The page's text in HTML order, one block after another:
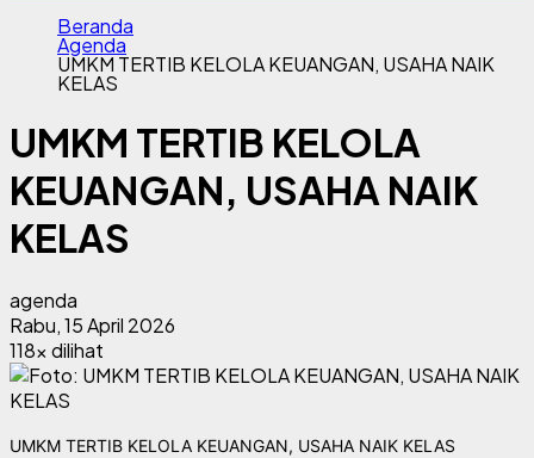
Beranda
Agenda
UMKM TERTIB KELOLA KEUANGAN, USAHA NAIK
KELAS
UMKM TERTIB KELOLA
KEUANGAN, USAHA NAIK
KELAS
agenda
Rabu, 15 April 2026
118x dilihat
UMKM TERTIB KELOLA KEUANGAN, USAHA NAIK KELAS